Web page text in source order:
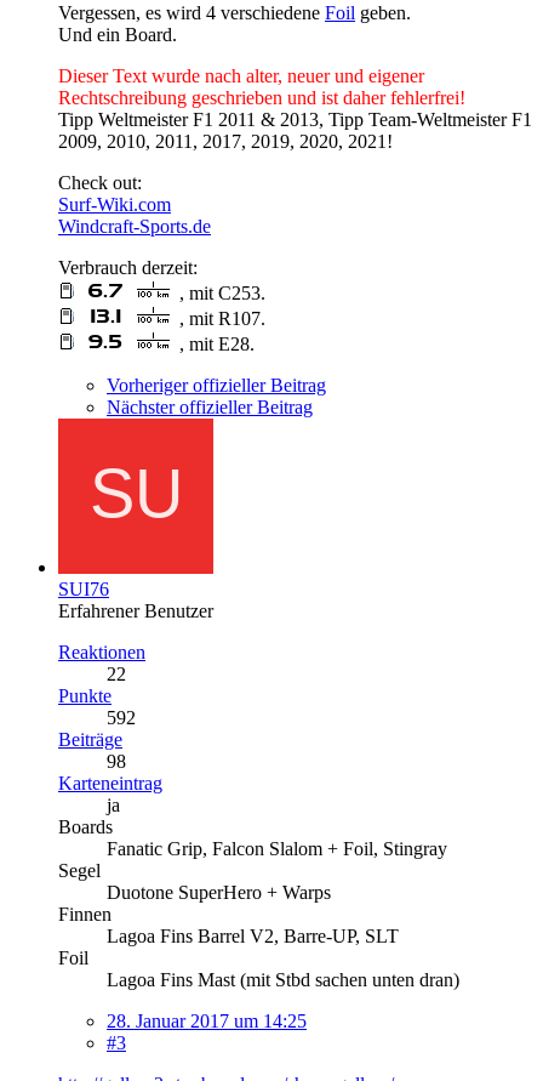
Vergessen, es wird 4 verschiedene Foil geben.
Und ein Board.
Dieser Text wurde nach alter, neuer und eigener
Rechtschreibung geschrieben und ist daher fehlerfrei!
Tipp Weltmeister F1 2011 & 2013, Tipp Team-Weltmeister F1
2009, 2010, 2011, 2017, 2019, 2020, 2021!
Check out:
Surf-Wiki.com
Windcraft-Sports.de
Verbrauch derzeit:
, mit C253.
, mit R107.
, mit E28.
Vorheriger offizieller Beitrag
Nächster offizieller Beitrag
SUI76
Erfahrener Benutzer
Reaktionen
22
Punkte
592
Beiträge
98
Karteneintrag
ja
Boards
Fanatic Grip, Falcon Slalom + Foil, Stingray
Segel
Duotone SuperHero + Warps
Finnen
Lagoa Fins Barrel V2, Barre-UP, SLT
Foil
Lagoa Fins Mast (mit Stbd sachen unten dran)
28. Januar 2017 um 14:25
#3